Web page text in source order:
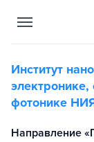
Институт
электронике,
фотонике
Направление